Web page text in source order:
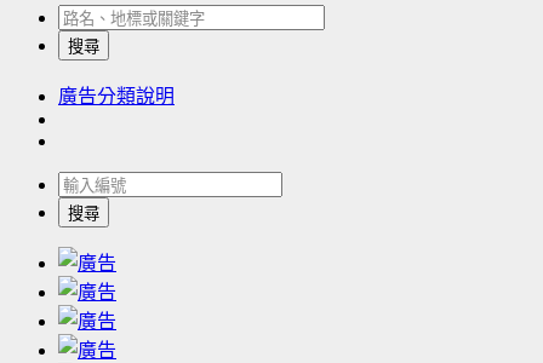
搜尋
廣告分類說明
搜尋